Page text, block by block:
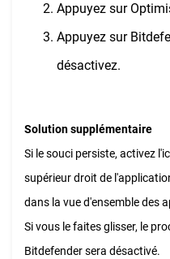
Appuyez sur
Appuyez sur
désactivez.
Solution supplémentaire
Si le souci persiste, activez
supérieur droit de
dans la vue d'ensemble des
Si vous le faites glisser, le
Bitdefender sera désactivé.